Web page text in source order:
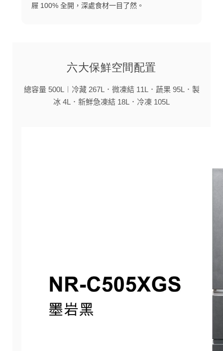
屜 100% 全開，深處食材一目了然。
六大保鮮空間配置
總容量 500L︱冷藏 267L．微凍結 11L．蔬果 95L．製
冰 4L．新鮮急凍結 18L．冷凍 105L